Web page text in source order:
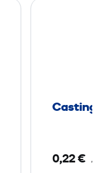
Casting
0,22 € /